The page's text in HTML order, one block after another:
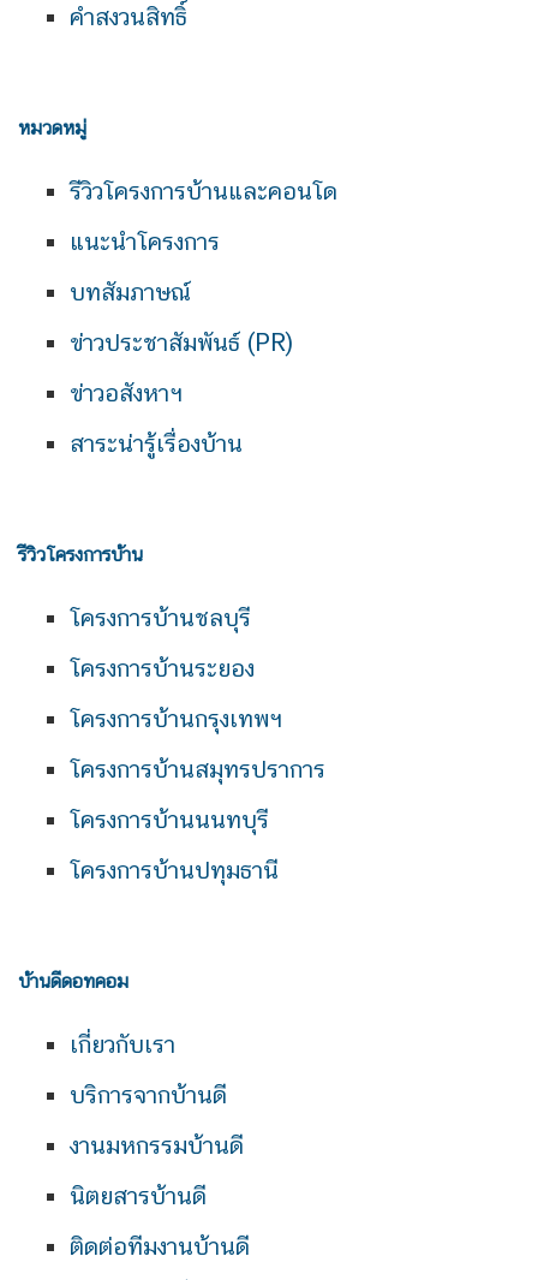
คำสงวนสิทธิ์
หมวดหมู่
รีวิวโครงการบ้านและคอนโด
แนะนำโครงการ
บทสัมภาษณ์
ข่าวประชาสัมพันธ์ (PR)
ข่าวอสังหาฯ
สาระน่ารู้เรื่องบ้าน
รีวิวโครงการบ้าน
โครงการบ้านชลบุรี
โครงการบ้านระยอง
โครงการบ้านกรุงเทพฯ
โครงการบ้านสมุทรปราการ
โครงการบ้านนนทบุรี
โครงการบ้านปทุมธานี
บ้านดีดอทคอม
เกี่ยวกับเรา
บริการจากบ้านดี
งานมหกรรมบ้านดี
นิตยสารบ้านดี
ติดต่อทีมงานบ้านดี